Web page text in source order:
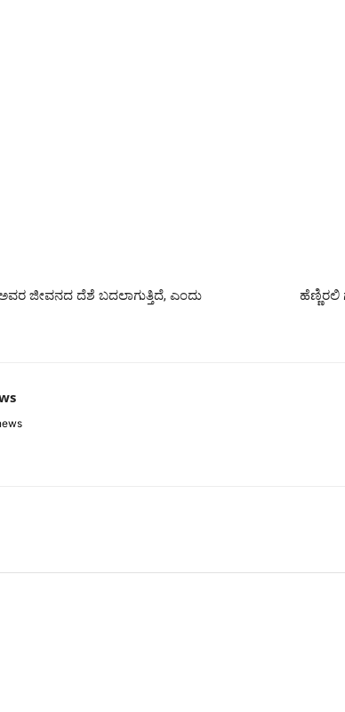
ಜೀವನದ ದೆಶೆ ಬದಲಾಗುತ್ತಿದೆ, ಎಂದು
ಹೆಣ್ಣಿರಲಿ